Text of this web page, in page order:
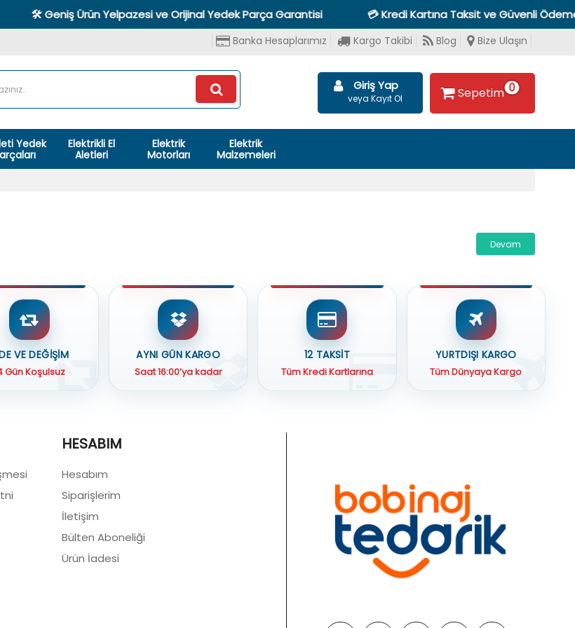
🛠️ Geniş Ürün Yelpazesi ve Orijinal Yedek Parça Garantisi 💳 Kredi Kartına Taksit ve Güvenli Ödeme
Banka Hesaplarımız Kargo Takibi Blog Bize Ulaşın
Giriş Yap
veya Kayıt Ol Sepetim 0
Yedek
Elektrikli El
Aletleri
Elektrik
Motorları
Elektrik
Malzemeleri
Devam
VE DEĞİŞİM
Gün Koşulsuz
AYNI GÜN KARGO
Saat 16:00’ya kadar
12 TAKSİT
Tüm Kredi Kartlarına
YURTDIŞI KARGO
Tüm Dünyaya Kargo
HESABIM
Hesabım
Siparişlerim
İletişim
Bülten Aboneliği
Ürün İadesi